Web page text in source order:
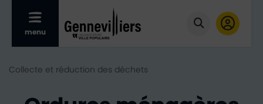
Afficher le menu mobile
menu Cliquer
Collecte et réduction des déchets